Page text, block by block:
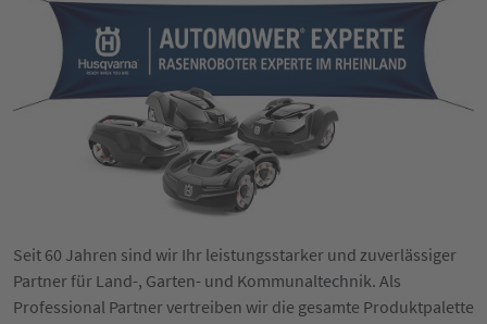
Seit 60 Jahren sind wir Ihr leistungsstarker und zuverlässiger
Partner für Land-, Garten- und Kommunaltechnik. Als
Professional Partner vertreiben wir die gesamte Produktpalette